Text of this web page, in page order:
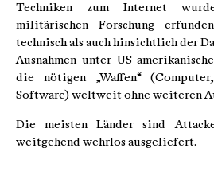
Techniken zum Internet
militärischen Forschung
technisch als auch hinsichtlich der
Ausnahmen unter US-
die nötigen „Waffen“
Software) weltweit ohne weiteren
Die meisten Länder sind
weitgehend wehrlos ausgeliefert.